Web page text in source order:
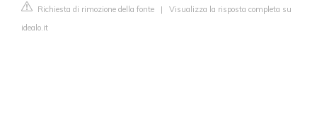
Richiesta di rimozione della fonte | Visualizza la risposta completa su
idealo.it